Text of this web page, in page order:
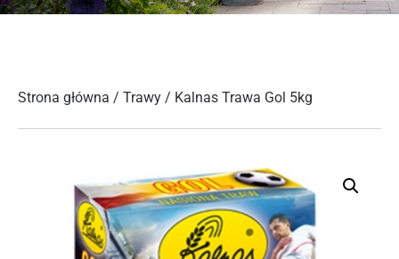
Strona główna / Trawy / Kalnas Trawa Gol 5kg